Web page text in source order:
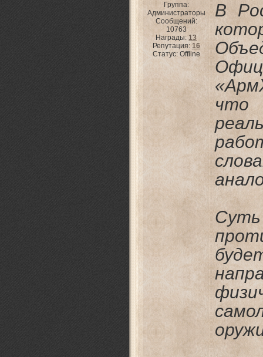
Группа:
Администраторы
Сообщений:
10763
Награды:13
Репутация: 16
Статус: Offline
В
что